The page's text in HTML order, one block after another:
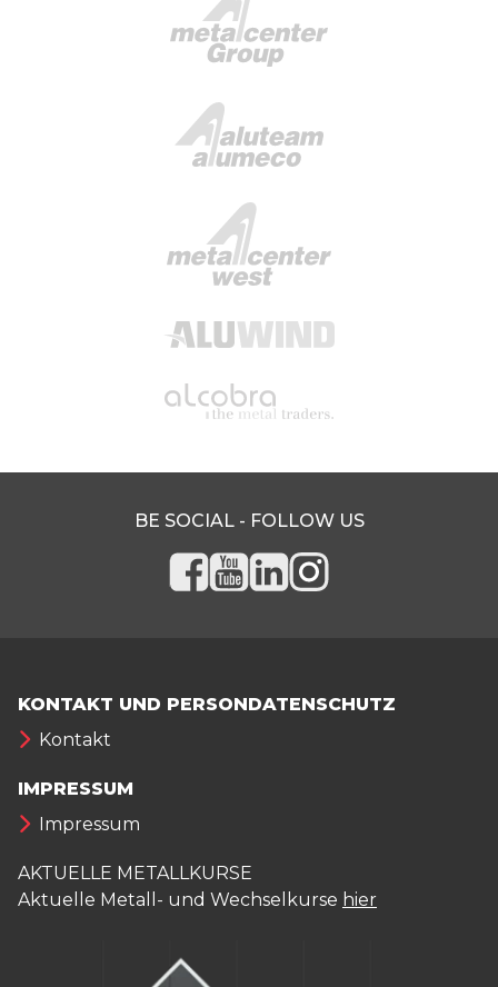
BE SOCIAL - FOLLOW US
KONTAKT UND PERSONDATENSCHUTZ
Kontakt
IMPRESSUM
Impressum
AKTUELLE METALLKURSE
Aktuelle Metall- und Wechselkurse hier